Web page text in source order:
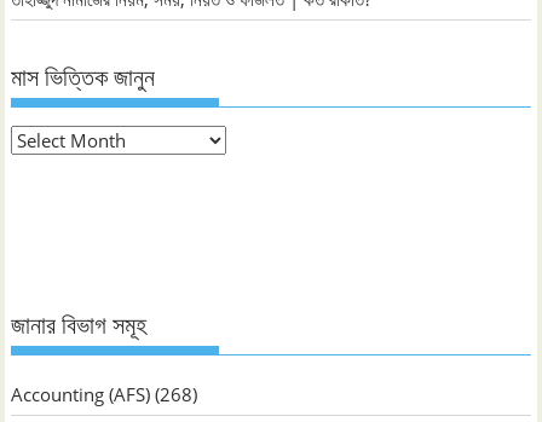
মাস ভিত্তিক জানুন
মাস
জানার বিভাগ সমূহ
Accounting (AFS) (268)